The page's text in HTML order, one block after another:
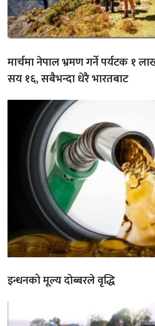
मार्चमा नेपाल भ्रमण गर्ने पर्यटक १
सय १६, सबैभन्दा धेरै भारतबाट
इन्धनको मूल्य दोब्बरले वृद्धि